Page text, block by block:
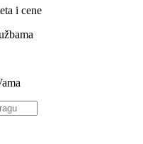
i cene